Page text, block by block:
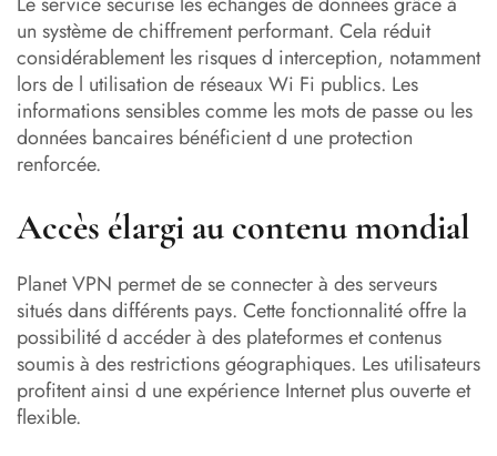
un système de chiffrement performant. Cela réduit
considérablement les risques d interception, notamment
lors de l utilisation de réseaux Wi Fi publics. Les
informations sensibles comme les mots de passe ou les
données bancaires bénéficient d une protection
renforcée.
Accès élargi au contenu mondial
Planet VPN permet de se connecter à des serveurs
situés dans différents pays. Cette fonctionnalité offre la
possibilité d accéder à des plateformes et contenus
soumis à des restrictions géographiques. Les utilisateurs
profitent ainsi d une expérience Internet plus ouverte et
flexible.